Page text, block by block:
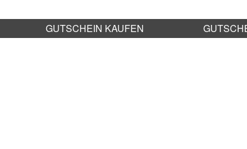
GUTSCHEIN KAUFEN